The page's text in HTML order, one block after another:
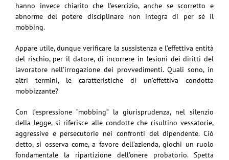
hanno invece chiarito che l’esercizio, anche se scorretto e
abnorme del potere disciplinare non integra di per sé il
mobbing.
Appare utile, dunque verificare la sussistenza e l’effettiva entità
del rischio, per il datore, di incorrere in lesioni dei diritti del
lavoratore nell’irrogazione dei provvedimenti. Quali sono, in
altri termini, le caratteristiche di un’effettiva condotta
mobbizzante?
Con l’espressione “mobbing” la giurisprudenza, nel silenzio
della legge, si riferisce alle condotte che risultino vessatorie,
aggressive e persecutorie nei confronti del dipendente. Ciò
detto, si osserva come, a favore dell’azienda, giochi un ruolo
fondamentale la ripartizione dell’onere probatorio. Spetta